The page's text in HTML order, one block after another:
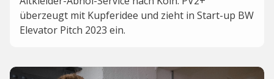
überzeugt mit Kupferidee und zieht in Start-up BW
Elevator Pitch 2023 ein.